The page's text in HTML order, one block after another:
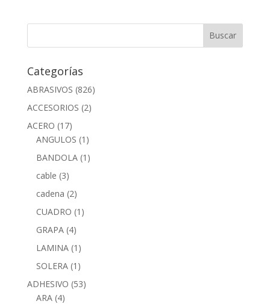
Categorías
ABRASIVOS (826)
ACCESORIOS (2)
ACERO (17)
ANGULOS (1)
BANDOLA (1)
cable (3)
cadena (2)
CUADRO (1)
GRAPA (4)
LAMINA (1)
SOLERA (1)
ADHESIVO (53)
ARA (4)